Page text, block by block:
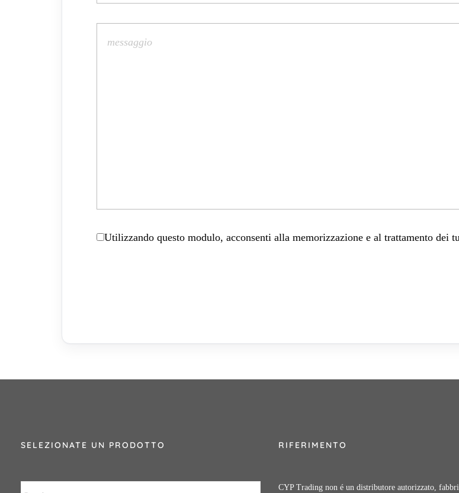
Utilizzando questo modulo, acconsenti alla memorizzazione e al trattamento dei
SELEZIONATE UN PRODOTTO RIFERIMENTO
CYP Trading non é un distributore autorizzato,